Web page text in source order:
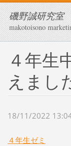
磯野誠研究室
makotoisono
４年生
えまし
18/11/2022
４年生ゼミ